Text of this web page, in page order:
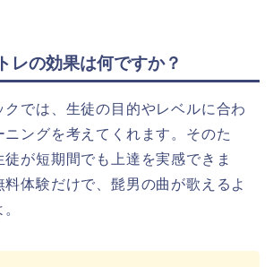
レの効果は何ですか？
クでは、生徒の目的やレベルに合わ
ングを考えてくれます。そのた
が短期間でも上達を実感できま
体験だけで、髭男の曲が歌えるよ